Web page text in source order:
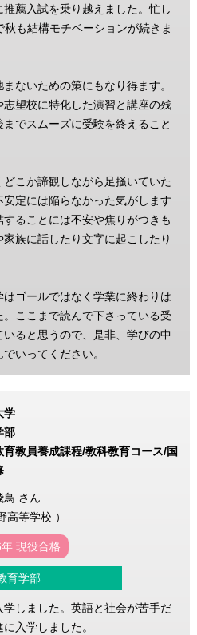
薦入試を乗り越えました。忙し
も結構モチベーションが続きま
ないための策にもなり得ます。
望校に特化した演習と講座の残
でスムーズに受験を終えること
こか諦観しながら足掻いていた
定には陥らなかった気がします
ることには不安や焦りがつきも
族に話したり文字に起こしたり
ゴールではなく学業に終わりは
ここまで読んで下さっている受
ると思うので、是非、学びの中
いってください。
学
部
育教員養成課程/教科教育コース/国
鳥 さん
高等学校 ）
現役合格
育学部
しました。英語と社会が苦手だ
入学しました。